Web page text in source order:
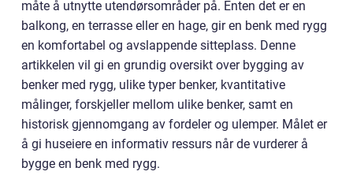
måte å utnytte utendørsområder på. Enten det er en
balkong, en terrasse eller en hage, gir en benk med rygg
en komfortabel og avslappende sitteplass. Denne
artikkelen vil gi en grundig oversikt over bygging av
benker med rygg, ulike typer benker, kvantitative
målinger, forskjeller mellom ulike benker, samt en
historisk gjennomgang av fordeler og ulemper. Målet er
å gi huseiere en informativ ressurs når de vurderer å
bygge en benk med rygg.